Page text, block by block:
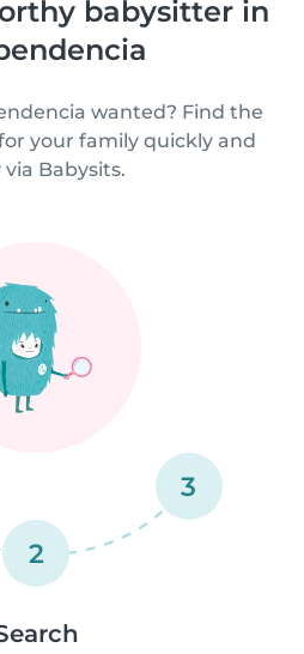
babysitter in
wanted? Find the
your family quickly and
via Babysits.
2
3